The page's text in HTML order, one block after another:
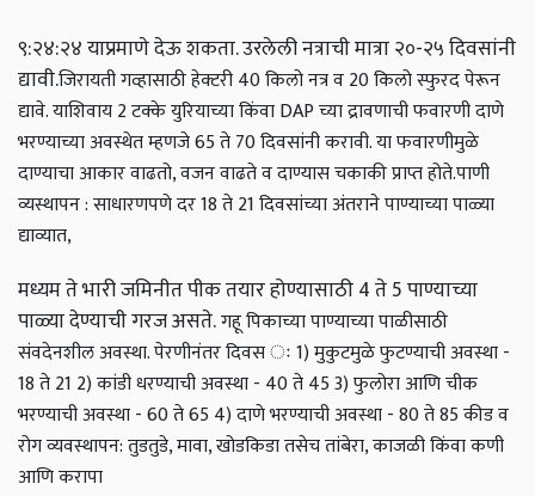
९:२४:२४ याप्रमाणे देऊ शकता. उरलेली नत्राची मात्रा २०-२५ दिवसांनी
द्यावी.जिरायती गव्हासाठी हेक्‍टरी 40 किलो नत्र व 20 किलो स्फुरद पेरून
द्यावे. याशिवाय 2 टक्के युरियाच्या किंवा DAP च्या द्रावणाची फवारणी दाणे
भरण्याच्या अवस्थेत म्हणजे 65 ते 70 दिवसांनी करावी. या फवारणीमुळे
दाण्याचा आकार वाढतो, वजन वाढते व दाण्यास चकाकी प्राप्त होते.पाणी
व्यस्थापन : साधारणपणे दर 18 ते 21 दिवसांच्या अंतराने पाण्याच्या पाळ्या
द्याव्यात,
मध्यम ते भारी जमिनीत पीक तयार होण्यासाठी 4 ते 5 पाण्याच्या
पाळ्या देण्याची गरज असते.गहू पिकाच्या पाण्याच्या पाळीसाठी
संवदेनशील अवस्था. पेरणीनंतर दिवस ः1) मुकुटमुळे फुटण्याची अवस्था -
18 ते 21 2) कांडी धरण्याची अवस्था - 40 ते 453) फुलोरा आणि चीक
भरण्याची अवस्था - 60 ते 654) दाणे भरण्याची अवस्था - 80 ते 85कीड व
रोग व्यवस्थापन: तुडतुडे, मावा, खोडकिडा तसेच तांबेरा, काजळी किंवा कणी
आणि करापा